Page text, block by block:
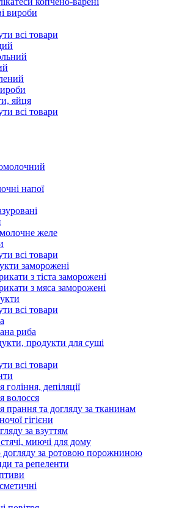
вироби
всі товари
яйця
всі товари
напої
желе
всі товари
заморожені
з тіста заморожені
з мяса заморожені
всі товари
риба
продукти для суші
всі товари
гоління, депіляції
волосся
прання та догляду за тканинам
гігієни
за взуттям
миючі для дому
догляду за ротовою порожниною
та репеленти